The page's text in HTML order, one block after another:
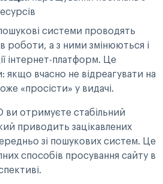
пошукові системи проводять
роботи, а з ними змінюються і
інтернет-платформ. Це
якщо вчасно не відреагувати на
«просісти» у видачі.
ви отримуєте стабільний
приводить зацікавлених
зі пошукових систем. Це
способів просування сайту в